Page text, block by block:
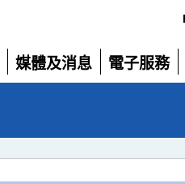
媒體及消息
展
電子服務
展